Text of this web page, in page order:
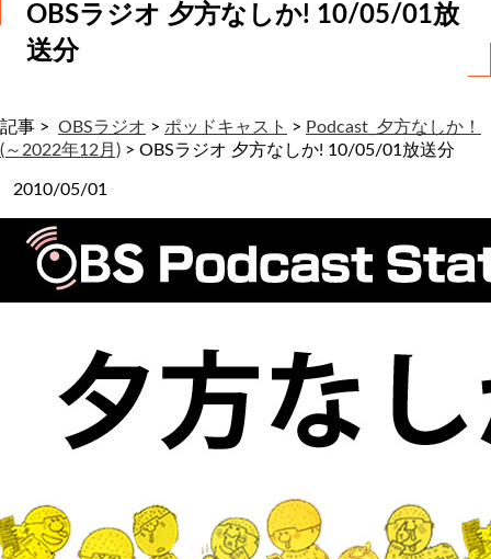
OBSラジオ 夕方なしか! 10/05/01放
送分
記事 > OBSラジオ > ポッドキャスト > Podcast_夕方なしか！
(～2022年12月) > OBSラジオ 夕方なしか! 10/05/01放送分
2010/05/01